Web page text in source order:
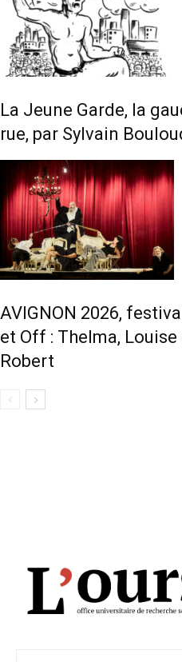
La Jeune Garde, la
rue, par Sylvain
AVIGNON 2026,
et Off : Thelma,
Robert